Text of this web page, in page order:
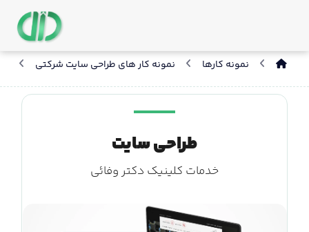
نمونه کارها نمونه کار های طراحی سایت شرکتی
طراحی سایت
خدمات کلینیک دکتر وفائی